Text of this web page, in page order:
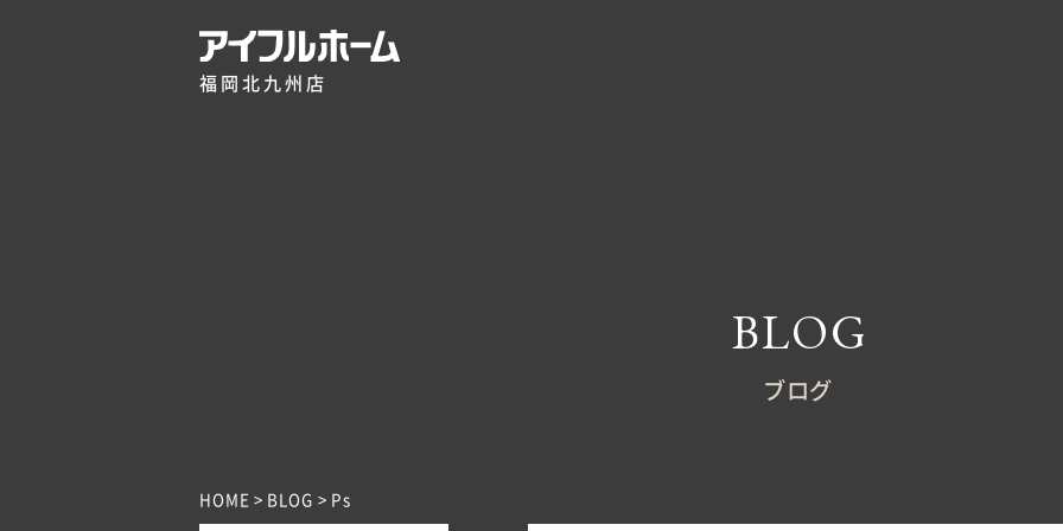
福岡北九州店
BLOG
ブログ
HOME BLOG Ps